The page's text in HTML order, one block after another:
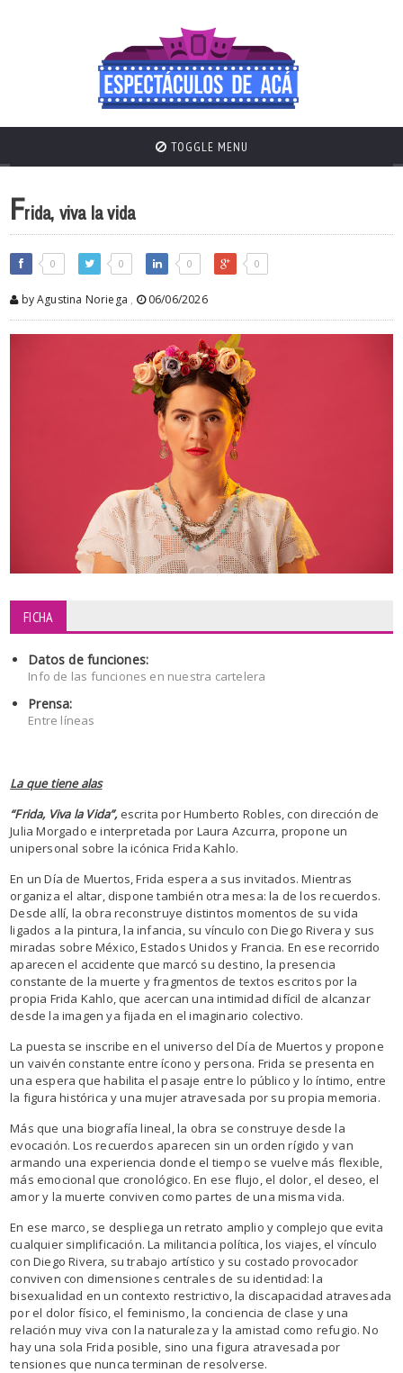
TOGGLE MENU
Frida, viva la vida
0 0 0 0
by Agustina Noriega , 06/06/2026
FICHA
Datos de funciones:
Info de las funciones en nuestra cartelera
Prensa:
Entre líneas
La que tiene alas
“Frida, Viva la Vida”,escrita por Humberto Robles, con dirección de
Julia Morgado e interpretada por Laura Azcurra, propone un
unipersonal sobre la icónica Frida Kahlo.
En un Día de Muertos, Frida espera a sus invitados. Mientras
organiza el altar, dispone también otra mesa: la de los recuerdos.
Desde allí, la obra reconstruye distintos momentos de su vida
ligados a la pintura, la infancia, su vínculo con Diego Rivera y sus
miradas sobre México, Estados Unidos y Francia. En ese recorrido
aparecen el accidente que marcó su destino, la presencia
constante de la muerte y fragmentos de textos escritos por la
propia Frida Kahlo, que acercan una intimidad difícil de alcanzar
desde la imagen ya fijada en el imaginario colectivo.
La puesta se inscribe en el universo del Día de Muertos y propone
un vaivén constante entre ícono y persona. Frida se presenta en
una espera que habilita el pasaje entre lo público y lo íntimo, entre
la figura histórica y una mujer atravesada por su propia memoria.
Más que una biografía lineal, la obra se construye desde la
evocación. Los recuerdos aparecen sin un orden rígido y van
armando una experiencia donde el tiempo se vuelve más flexible,
más emocional que cronológico. En ese flujo, el dolor, el deseo, el
amor y la muerte conviven como partes de una misma vida.
En ese marco, se despliega un retrato amplio y complejo que evita
cualquier simplificación. La militancia política, los viajes, el vínculo
con Diego Rivera, su trabajo artístico y su costado provocador
conviven con dimensiones centrales de su identidad: la
bisexualidad en un contexto restrictivo, la discapacidad atravesada
por el dolor físico, el feminismo, la conciencia de clase y una
relación muy viva con la naturaleza y la amistad como refugio. No
hay una sola Frida posible, sino una figura atravesada por
tensiones que nunca terminan de resolverse.